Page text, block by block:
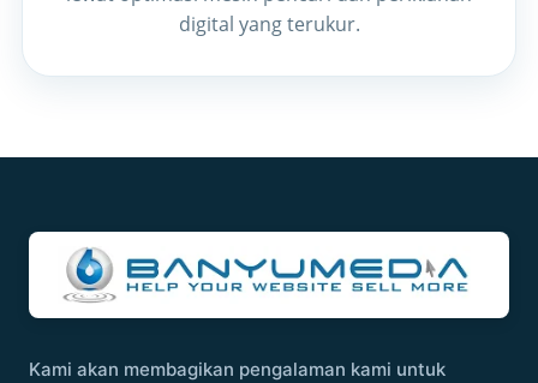
digital yang terukur.
Kami akan membagikan pengalaman kami untuk